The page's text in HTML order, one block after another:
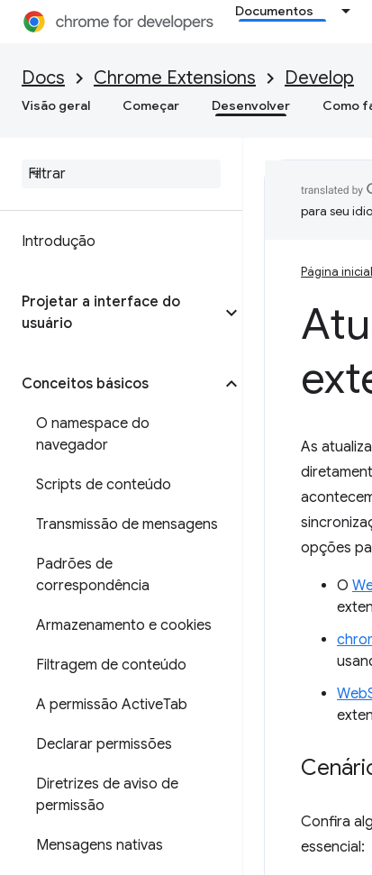
Documentos
Docs Chrome Extensions Develop
Visão geral Começar Desenvolver Como
Introdução
Projetar a interface do
usuário
Conceitos básicos
O namespace do
navegador
Scripts de conteúdo
Transmissão de mensagens
Padrões de
correspondência
Armazenamento e cookies
Filtragem de conteúdo
A permissão ActiveTab
Declarar permissões
Diretrizes de aviso de
permissão
Mensagens nativas
para seu
Página inicial
As
opções
O
Confira
essencial: